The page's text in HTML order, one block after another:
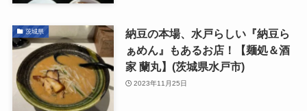
茨城県
納豆の本場、水戸らしい『納豆ら
ぁめん』もあるお店！【麺処＆酒
家 蘭丸】(茨城県水戸市)
2023年11月25日